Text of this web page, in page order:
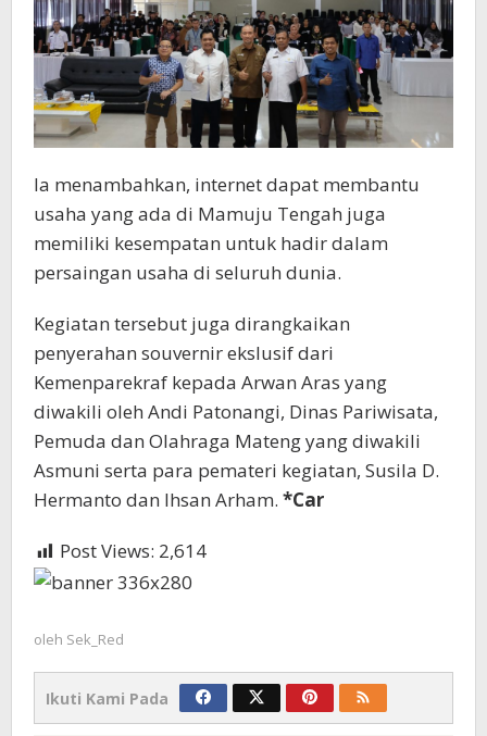
Ia menambahkan, internet dapat membantu
usaha yang ada di Mamuju Tengah juga
memiliki kesempatan untuk hadir dalam
persaingan usaha di seluruh dunia.
Kegiatan tersebut juga dirangkaikan
penyerahan souvernir ekslusif dari
Kemenparekraf kepada Arwan Aras yang
diwakili oleh Andi Patonangi, Dinas Pariwisata,
Pemuda dan Olahraga Mateng yang diwakili
Asmuni serta para pemateri kegiatan, Susila D.
Hermanto dan Ihsan Arham. *Car
Post Views: 2,614
oleh Sek_Red
Ikuti Kami Pada